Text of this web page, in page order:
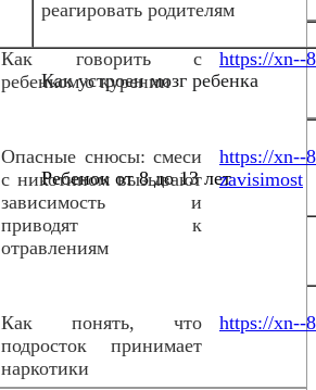
Как устроен мозг ребенка
Ребенок от 8 до 13 лет
Как говорить с
ребенком о курении
https://xn--
Опасные снюсы: смеси
с никотином вызывают
зависимость и
приводят к
отравлениям
https://xn--
zavisimost
Как понять, что
подросток принимает
наркотики
https://xn--
реагировать родителям